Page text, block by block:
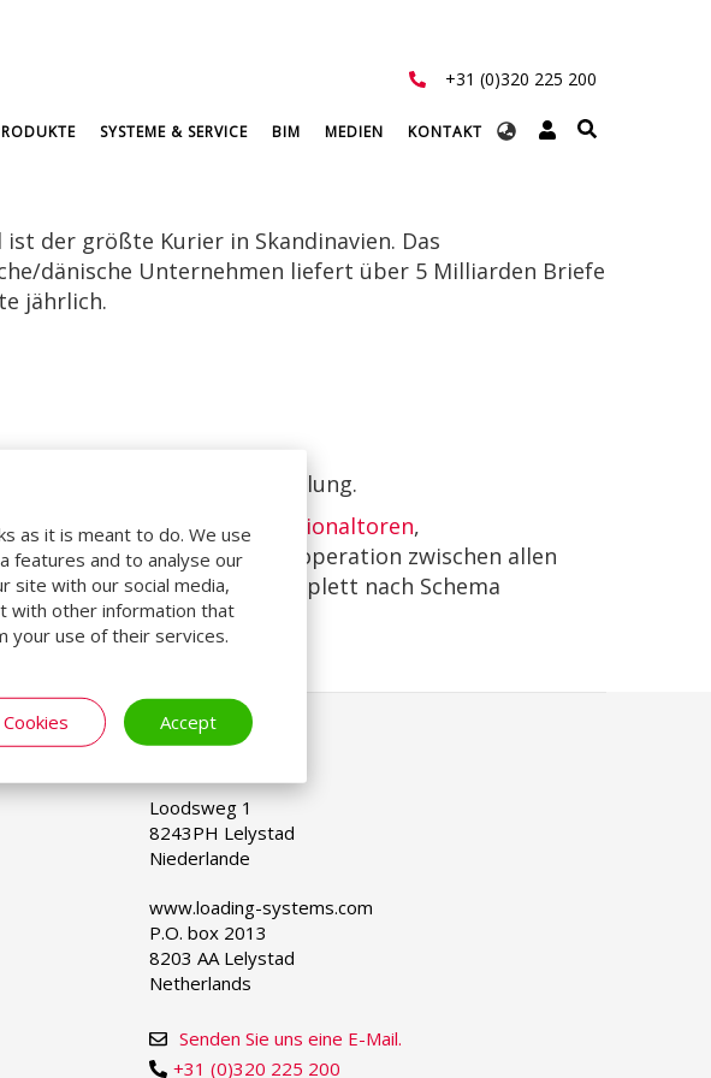
as it is meant to do. We use
features and to analyse our
site with our social media,
with other information that
your use of their services.
Accept
+31 (0)320 225 200
Select
SYSTEME & SERVICE BIM MEDIEN KONTAKT
ist der größte Kurier in Skandinavien. Das
dänische Unternehmen liefert über 5 Milliarden Briefe
jährlich.
deren Logistikabteilung.
von Loading Systems
Sektionaltoren,
. Durch die offene Kooperation zwischen allen
PostNord Logistics, komplett nach Schema
Select
language
SCHWEIZ
Loodsweg 1
8243PH Lelystad
Niederlande
www.loading-systems.com
P.O. box 2013
8203 AA Lelystad
Netherlands
+31 (0)320 225 200
Senden Sie uns eine E-Mail.